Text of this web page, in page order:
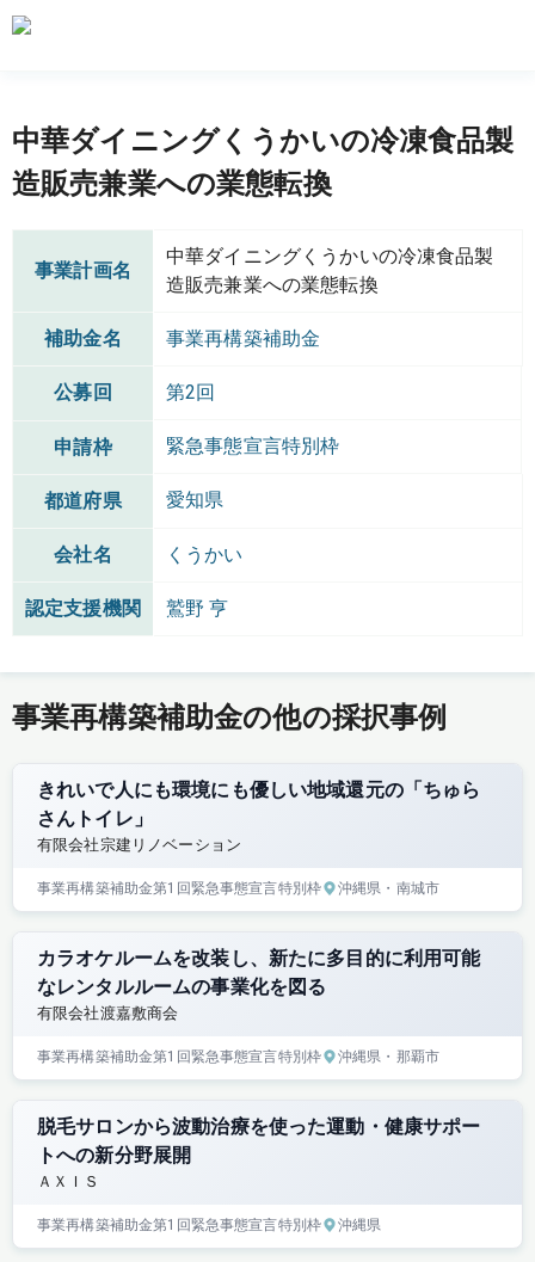
中華ダイニングくうかいの冷凍食品製
造販売兼業への業態転換
事業計画名
中華ダイニングくうかいの冷凍食品製
造販売兼業への業態転換
補助金名 事業再構築補助金
公募回 第2回
申請枠 緊急事態宣言特別枠
都道府県 愛知県
会社名 くうかい
認定支援機関 鷲野 亨
事業再構築補助金の他の採択事例
きれいで人にも環境にも優しい地域還元の「ちゅら
さんトイレ」
有限会社宗建リノベーション
事業再構築補助金第1回緊急事態宣言特別枠 沖縄県 ・南城市
カラオケルームを改装し、新たに多目的に利用可能
なレンタルルームの事業化を図る
有限会社渡嘉敷商会
事業再構築補助金第1回緊急事態宣言特別枠 沖縄県 ・那覇市
脱毛サロンから波動治療を使った運動・健康サポー
トへの新分野展開
ＡＸＩＳ
事業再構築補助金第1回緊急事態宣言特別枠 沖縄県